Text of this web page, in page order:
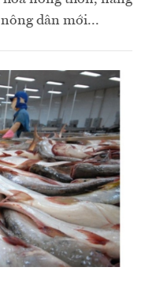
nông dân mới...